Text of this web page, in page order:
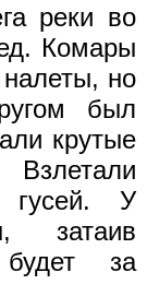
реки во
Комары
но
был
крутые
гусей. У
затаив
за